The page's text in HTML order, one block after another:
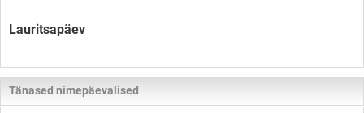
Lauritsapäev
Tänased nimepäevalised